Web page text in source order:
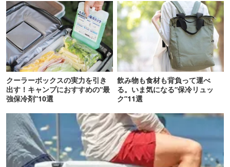
クーラーボックスの実力を引き
出す！キャンプにおすすめの“最
強保冷剤”10選
飲み物も食材も背負って運べ
る。いま気になる“保冷リュッ
ク”11選